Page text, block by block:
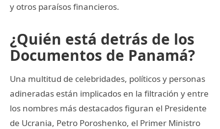
y otros paraísos financieros.
¿Quién está detrás de los
Documentos de Panamá?
Una multitud de celebridades, políticos y personas
adineradas están implicados en la filtración y entre
los nombres más destacados figuran el Presidente
de Ucrania, Petro Poroshenko, el Primer Ministro